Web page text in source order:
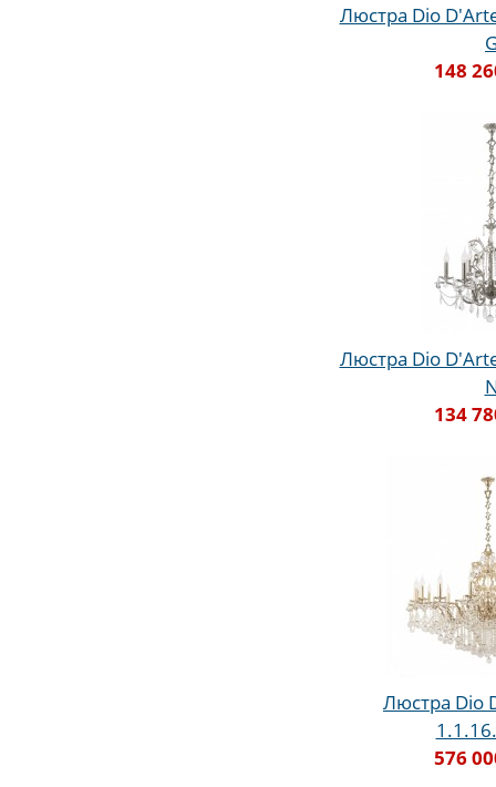
Люстра Dio
148
Люстра Dio
134
Люстра Dio
576